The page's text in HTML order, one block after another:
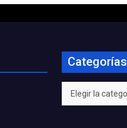
Categorías
Categorías